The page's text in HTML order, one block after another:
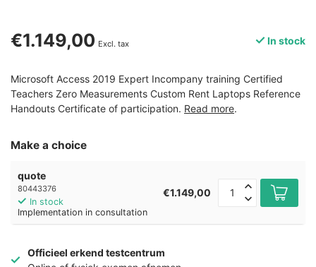
€1.149,00 Excl. tax In stock
Microsoft Access 2019 Expert Incompany training Certified
Teachers Zero Measurements Custom Rent Laptops Reference
Handouts Certificate of participation. Read more.
Make a choice
quote
80443376
In stock
Implementation in consultation
€1.149,00
Officieel erkend testcentrum